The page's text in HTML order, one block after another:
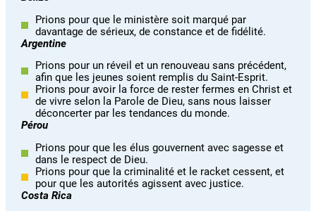
Prions pour que le ministère soit marqué par
davantage de sérieux, de constance et de fidélité.
Argentine
Prions pour un réveil et un renouveau sans précédent,
afin que les jeunes soient remplis du Saint-Esprit.
Prions pour avoir la force de rester fermes en Christ et
de vivre selon la Parole de Dieu, sans nous laisser
déconcerter par les tendances du monde.
Pérou
Prions pour que les élus gouvernent avec sagesse et
dans le respect de Dieu.
Prions pour que la criminalité et le racket cessent, et
pour que les autorités agissent avec justice.
Costa Rica